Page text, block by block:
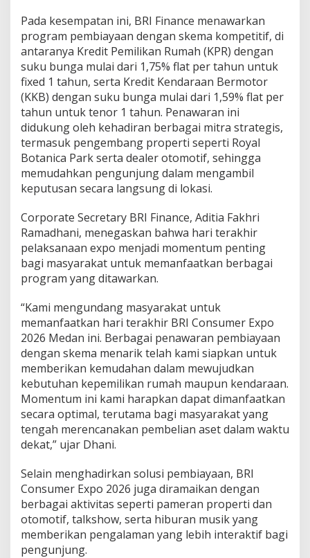
e
n
c
a
n
a
F
n
a
n
s
i
a
l
a
n
K
e
r
a
a
n
I
m
p
i
a
n
Pada kesempatan ini, BRI Finance menawarkan
program pembiayaan dengan skema kompetitif, di
antaranya Kredit Pemilikan Rumah (KPR) dengan
suku bunga mulai dari 1,75% flat per tahun untuk
fixed 1 tahun, serta Kredit Kendaraan Bermotor
(KKB) dengan suku bunga mulai dari 1,59% flat per
tahun untuk tenor 1 tahun. Penawaran ini
didukung oleh kehadiran berbagai mitra strategis,
termasuk pengembang properti seperti Royal
Botanica Park serta dealer otomotif, sehingga
memudahkan pengunjung dalam mengambil
keputusan secara langsung di lokasi.
Corporate Secretary BRI Finance, Aditia Fakhri
Ramadhani, menegaskan bahwa hari terakhir
pelaksanaan expo menjadi momentum penting
bagi masyarakat untuk memanfaatkan berbagai
program yang ditawarkan.
“Kami mengundang masyarakat untuk
memanfaatkan hari terakhir BRI Consumer Expo
2026 Medan ini. Berbagai penawaran pembiayaan
dengan skema menarik telah kami siapkan untuk
memberikan kemudahan dalam mewujudkan
kebutuhan kepemilikan rumah maupun kendaraan.
Momentum ini kami harapkan dapat dimanfaatkan
secara optimal, terutama bagi masyarakat yang
tengah merencanakan pembelian aset dalam waktu
dekat,” ujar Dhani.
Selain menghadirkan solusi pembiayaan, BRI
Consumer Expo 2026 juga diramaikan dengan
berbagai aktivitas seperti pameran properti dan
otomotif, talkshow, serta hiburan musik yang
memberikan pengalaman yang lebih interaktif bagi
pengunjung.